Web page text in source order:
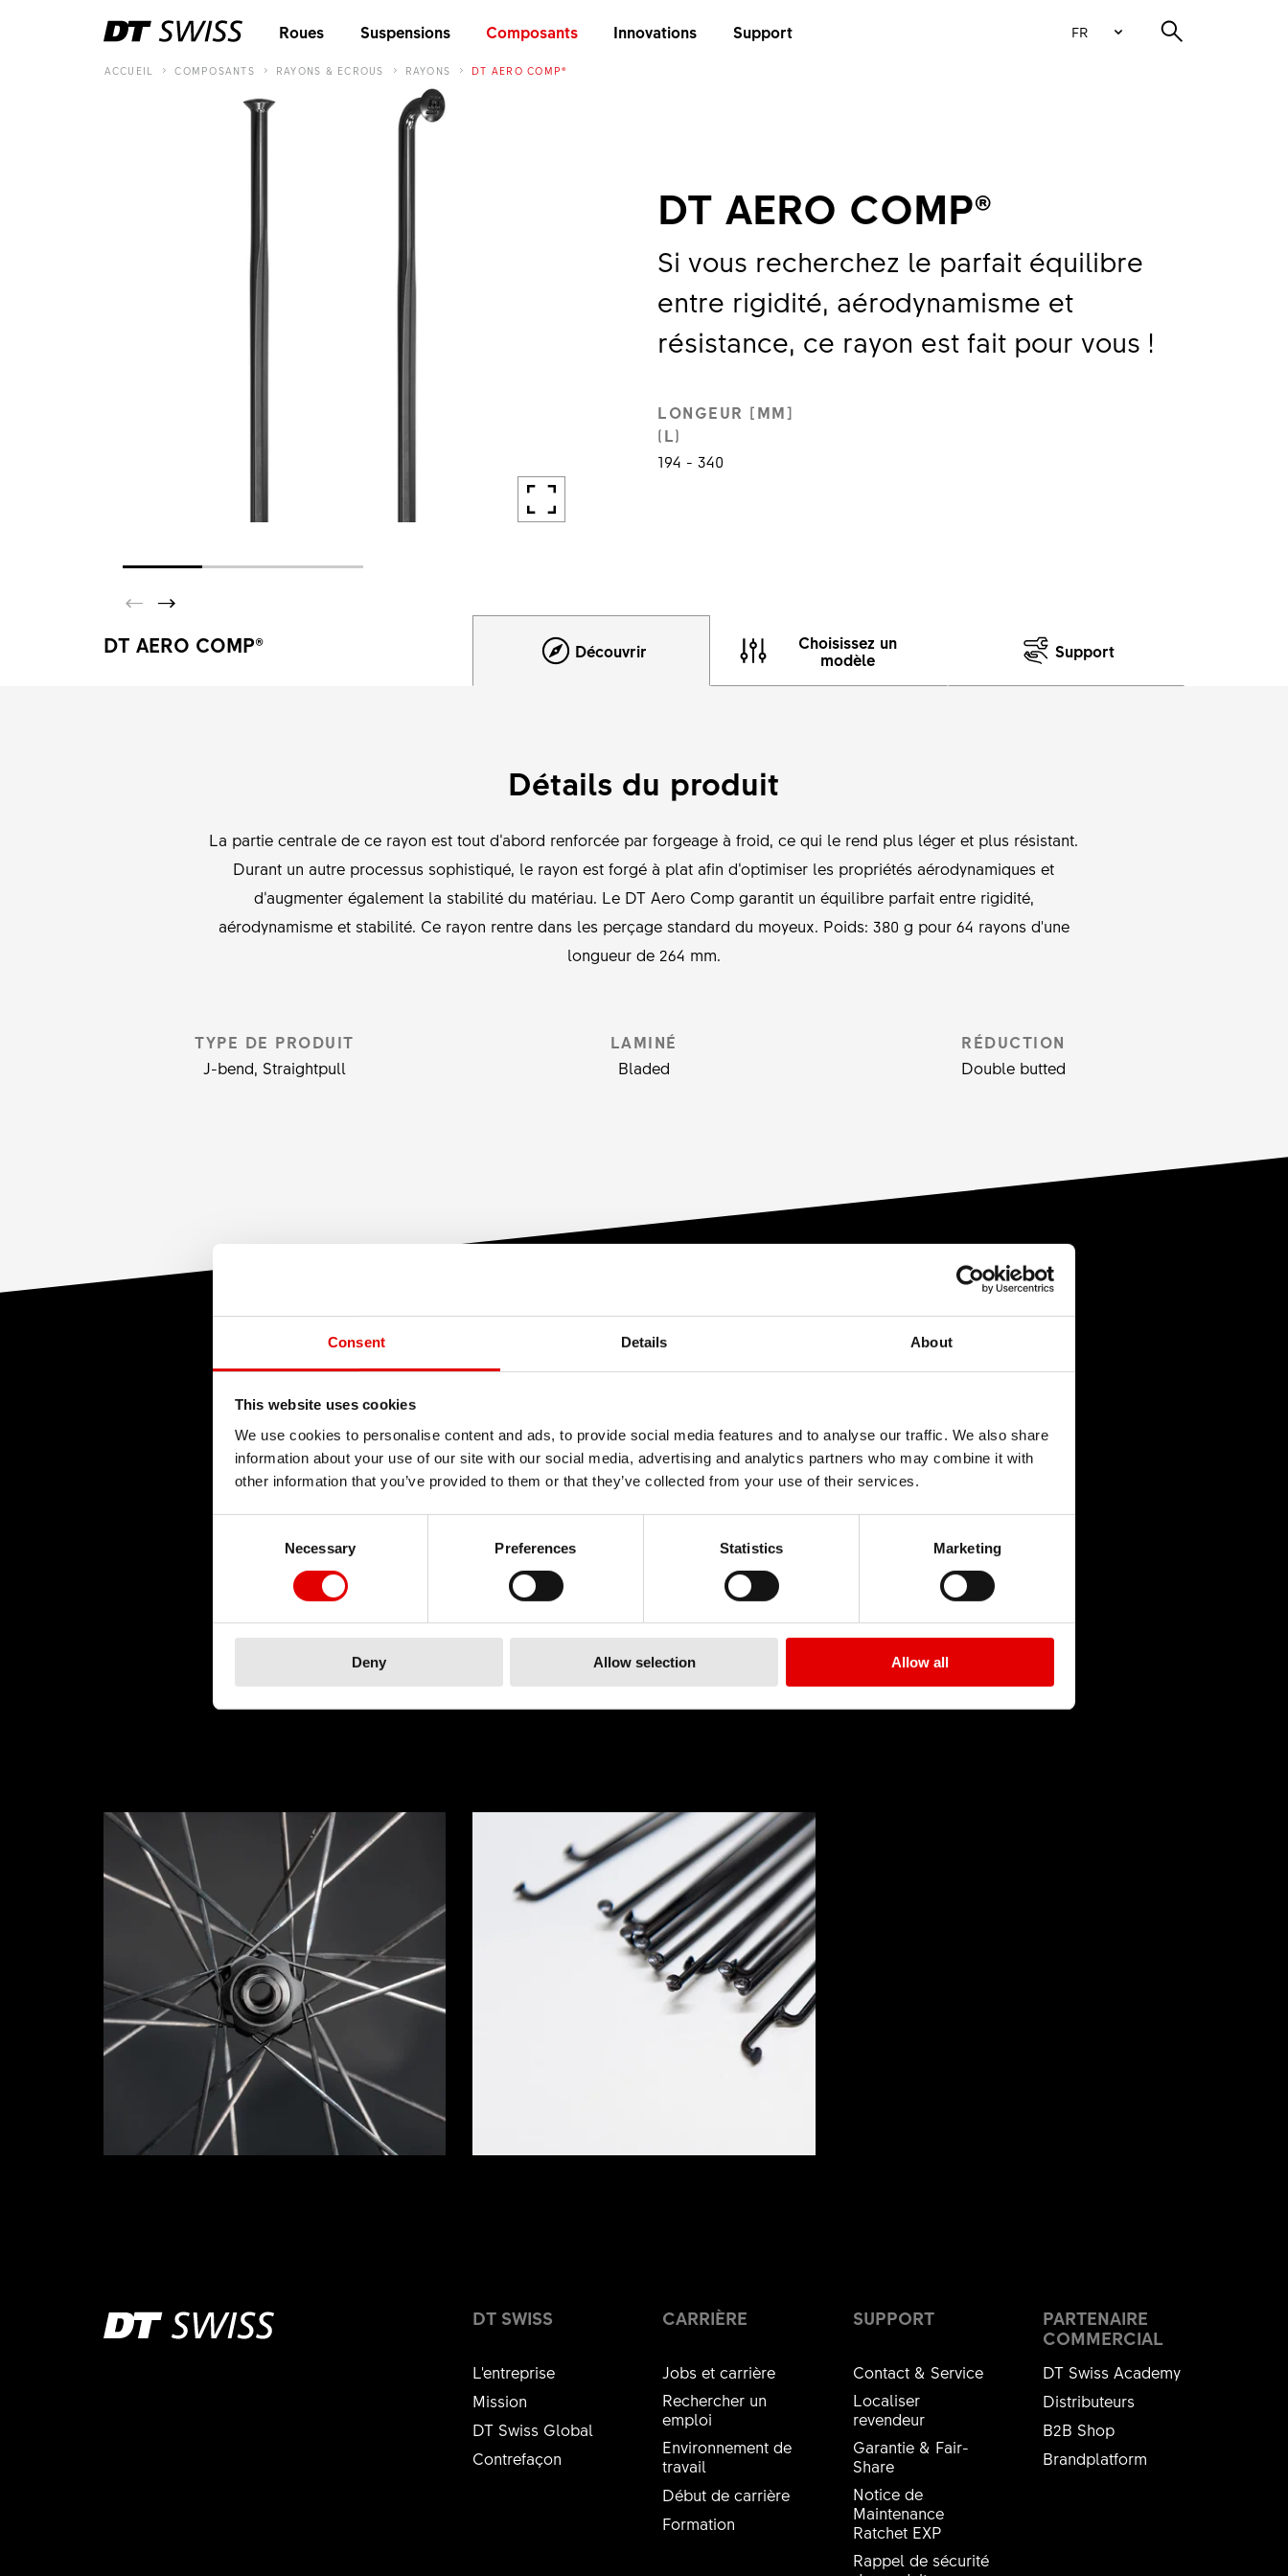
Consent Details About
This website uses cookies
We use cookies to personalise content and ads, to provide social media features and to analyse our traffic. We also share
information about your use of our site with our social media, advertising and analytics partners who may combine it with
other information that you’ve provided to them or that they’ve collected from your use of their services.
Necessary
Preferences Statistics Marketing
Deny Allow selection Allow all
Roues Suspensions Composants Innovations Support FR
ACCUEIL COMPOSANTS RAYONS & ECROUS RAYONS DT AERO COMP®
DT AERO COMP®
Si vous recherchez le parfait équilibre
entre rigidité, aérodynamisme et
résistance, ce rayon est fait pour vous !
LONGEUR [MM]
(L)
194 - 340
DT AERO COMP® Découvrir
Choisissez un
modèle
Support
Détails du produit
La partie centrale de ce rayon est tout d‘abord renforcée par forgeage à froid, ce qui le rend plus léger et plus résistant.
Durant un autre processus sophistiqué, le rayon est forgé à plat afin d‘optimiser les propriétés aérodynamiques et
d‘augmenter également la stabilité du matériau. Le DT Aero Comp garantit un équilibre parfait entre rigidité,
aérodynamisme et stabilité. Ce rayon rentre dans les perçage standard du moyeux. Poids: 380 g pour 64 rayons d'une
longueur de 264 mm.
TYPE DE PRODUIT
J-bend, Straightpull
LAMINÉ
Bladed
RÉDUCTION
Double butted
TECHNOLOGIE
L’ingénierie est un art qui nous passionne et
nous cultivons l’excellence dans notre
processus de développement de produits.
les limites technologiques.
TECHNOLOGIE
DT SWISS
L'entreprise
Mission
DT Swiss Global
Contrefaçon
CARRIÈRE
Jobs et carrière
Rechercher un
emploi
Environnement de
travail
Début de carrière
Formation
SUPPORT
Contact & Service
Localiser
revendeur
Garantie & Fair-
Share
Notice de
Maintenance
Ratchet EXP
Rappel de sécurité
PARTENAIRE
COMMERCIAL
DT Swiss Academy
Distributeurs
B2B Shop
Brandplatform